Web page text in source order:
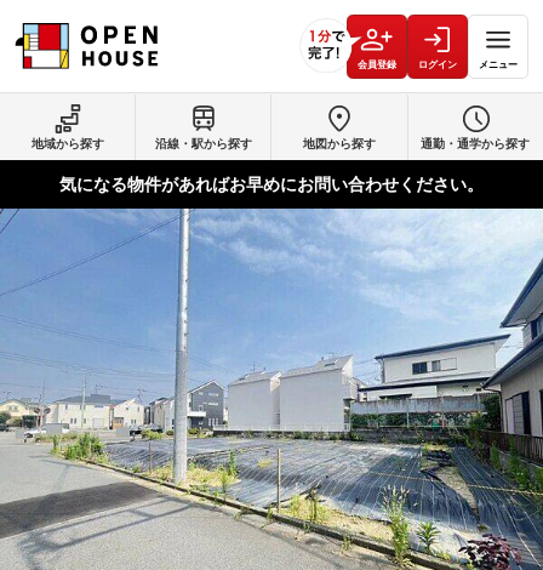
会員登録 ログイン メニュー
地域から探す 沿線・駅から探す 地図から探す 通勤・通学から探す
気になる物件があればお早めにお問い合わせください。